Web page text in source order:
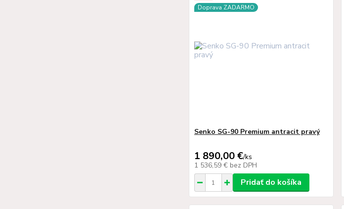
Doprava ZADARMO
Senko SG-90 Premium antracit pravý
1 890,00 €/ks
1 536,59 € bez DPH
Pridať do košíka